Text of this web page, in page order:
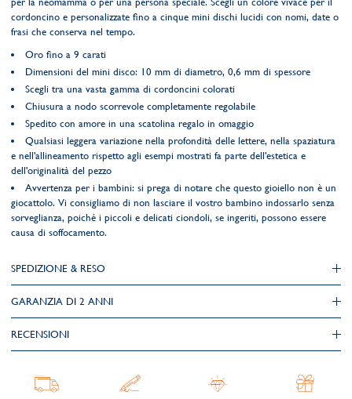
cordoncino e personalizzate fino a cinque mini dischi lucidi con nomi, date o
frasi che conserva nel tempo.
Oro fino a 9 carati
Dimensioni del mini disco: 10 mm di diametro, 0,6 mm di spessore
Scegli tra una vasta gamma di cordoncini colorati
Chiusura a nodo scorrevole completamente regolabile
Spedito con amore in una scatolina regalo in omaggio
Qualsiasi leggera variazione nella profondità delle lettere, nella spaziatura
e nell'allineamento rispetto agli esempi mostrati fa parte dell'estetica e
dell'originalità del pezzo
Avvertenza per i bambini: si prega di notare che questo gioiello non è un
giocattolo. Vi consigliamo di non lasciare il vostro bambino indossarlo senza
sorveglianza, poiché i piccoli e delicati ciondoli, se ingeriti, possono essere
causa di soffocamento.
SPEDIZIONE & RESO
GARANZIA DI 2 ANNI
RECENSIONI